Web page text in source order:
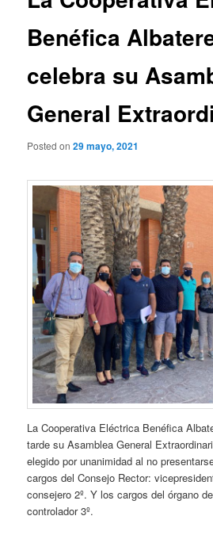
Benéfica
celebra su
General
Posted on29 mayo, 2021
La Cooperativa Eléctrica Benéfica
tarde su Asamblea General
elegido por unanimidad al no
cargos del Consejo Rector:
consejero 2º. Y los cargos del órgano
controlador 3º.